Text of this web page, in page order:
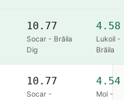
10.77
Socar - Brăila
Dig
4.58
Lukoil -
Brăila
10.77
Socar -
4.54
Mol -